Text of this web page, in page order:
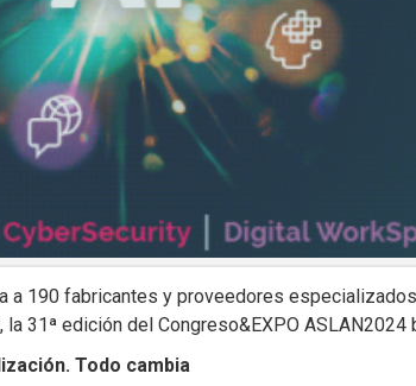
a 190 fabricantes y proveedores
31ª edición del Congreso&EXPO ASLAN2024
Todo cambia